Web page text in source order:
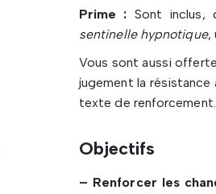
Prime : Sont inclus,
sentinelle hypnotique,
Vous sont aussi
jugement la
texte de renforcement.
Objectifs
– Renforcer les